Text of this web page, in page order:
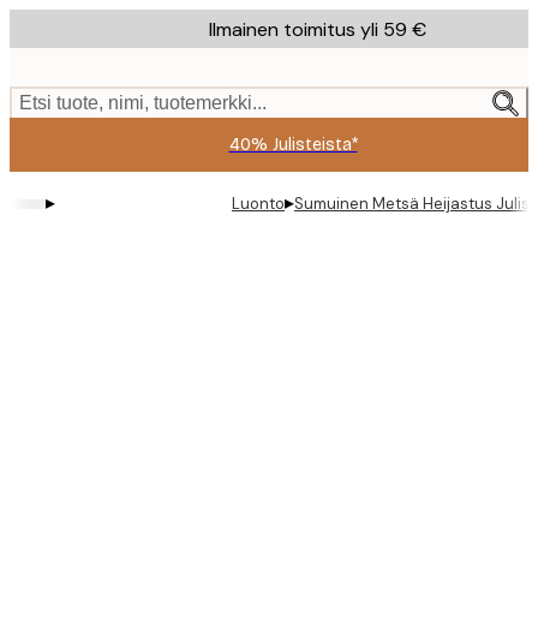
to
content.
Ilmainen toimitus yli 59 €
Etsi tuote, nimi, tuotemerkki...
40% Julisteista*
▸ Luonto▸Sumuinen Metsä Heijastus